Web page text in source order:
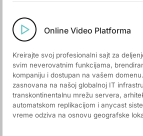
Online Video Platforma
Kreirajte svoj profesionalni sajt za
svim neverovatnim funkcijama,
kompaniju i dostupan na vašem
zasnovana na našoj globalnoj IT
transkontinentalnu mrežu servera,
automatskom replikacijom i anycast
vreme odziva na osnovu geografske